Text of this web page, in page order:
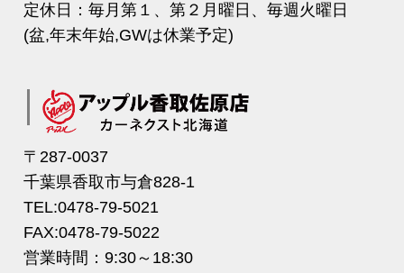
定休日：毎月第１、第２月曜日、毎週火曜日
(盆,年末年始,GWは休業予定)
〒287-0037
千葉県香取市与倉828-1
TEL:0478-79-5021
FAX:0478-79-5022
営業時間：9:30～18:30